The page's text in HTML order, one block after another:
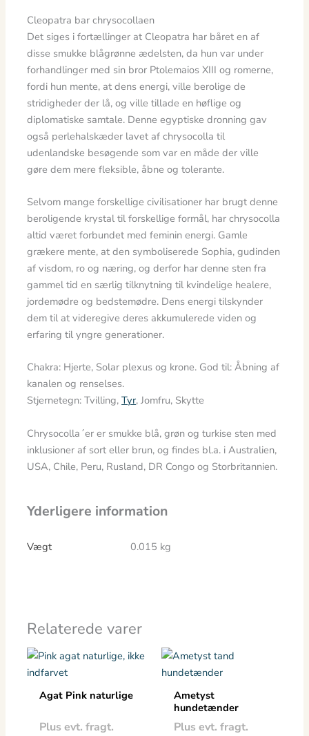
Cleopatra bar chrysocollaen
Det siges i fortællinger at Cleopatra har båret en af
disse smukke blågrønne ædelsten, da hun var under
forhandlinger med sin bror Ptolemaios XIII og romerne,
fordi hun mente, at dens energi, ville berolige de
stridigheder der lå, og ville tillade en høflige og
diplomatiske samtale. Denne egyptiske dronning gav
også perlehalskæder lavet af chrysocolla til
udenlandske besøgende som var en måde der ville
gøre dem mere fleksible, åbne og tolerante.
Selvom mange forskellige civilisationer har brugt denne
beroligende krystal til forskellige formål, har chrysocolla
altid været forbundet med feminin energi. Gamle
grækere mente, at den symboliserede Sophia, gudinden
af visdom, ro og næring, og derfor har denne sten fra
gammel tid en særlig tilknytning til kvindelige healere,
jordemødre og bedstemødre. Dens energi tilskynder
dem til at videregive deres akkumulerede viden og
erfaring til yngre generationer.
Chakra: Hjerte, Solar plexus og krone. God til: Åbning af
kanalen og renselses.
Stjernetegn: Tvilling,Tyr, Jomfru, Skytte
Chrysocolla´er er smukke blå, grøn og turkise sten med
inklusioner af sort eller brun, og findes bl.a. i Australien,
USA, Chile, Peru, Rusland, DR Congo og Storbritannien.
Yderligere information
Vægt 0.015 kg
Relaterede varer
Agat Pink naturlige
Plus evt. fragt.
Ametyst
hundetænder
Plus evt. fragt.